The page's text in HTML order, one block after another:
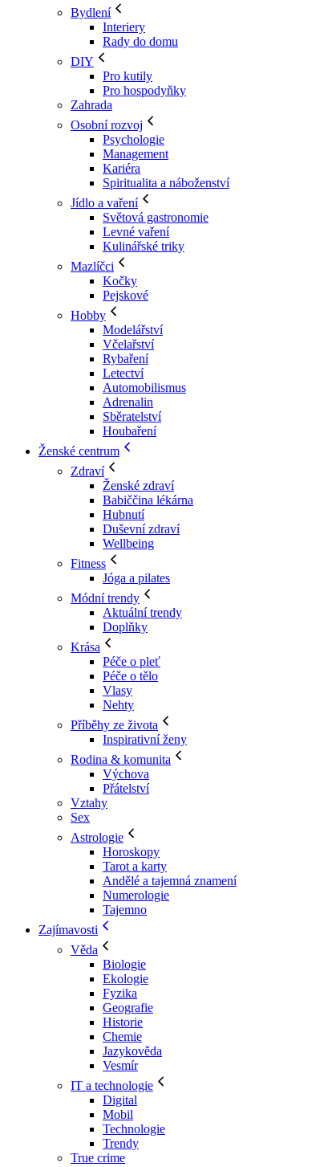
Bydlení
Interiery
Rady do domu
DIY
Pro kutily
Pro hospodyňky
Zahrada
Osobní rozvoj
Psychologie
Management
Kariéra
Spiritualita a náboženství
Jídlo a vaření
Světová gastronomie
Levné vaření
Kulinářské triky
Mazlíčci
Kočky
Pejskové
Hobby
Modelářství
Včelařství
Rybaření
Letectví
Automobilismus
Adrenalin
Sběratelství
Houbaření
Ženské centrum
Zdraví
Ženské zdraví
Babiččina lékárna
Hubnutí
Duševní zdraví
Wellbeing
Fitness
Jóga a pilates
Módní trendy
Aktuální trendy
Doplňky
Krása
Péče o pleť
Péče o tělo
Vlasy
Nehty
Příběhy ze života
Inspirativní ženy
Rodina & komunita
Výchova
Přátelství
Vztahy
Sex
Astrologie
Horoskopy
Tarot a karty
Andělé a tajemná znamení
Numerologie
Tajemno
Zajímavosti
Věda
Biologie
Ekologie
Fyzika
Geografie
Historie
Chemie
Jazykověda
Vesmír
IT a technologie
Digital
Mobil
Technologie
Trendy
True crime